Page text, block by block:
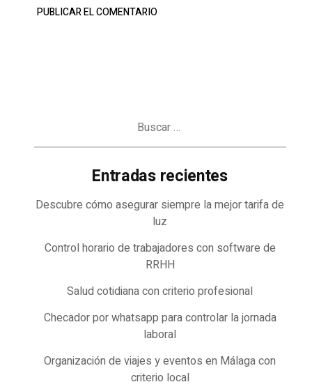
Entradas recientes
Descubre cómo asegurar siempre la mejor tarifa de
luz
Control horario de trabajadores con software de
RRHH
Salud cotidiana con criterio profesional
Checador por whatsapp para controlar la jornada
laboral
Organización de viajes y eventos en Málaga con
criterio local